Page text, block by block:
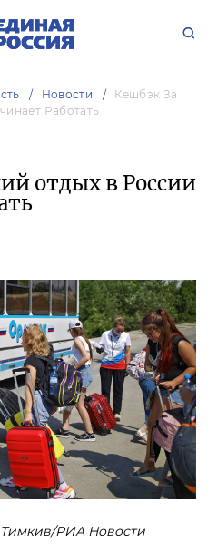
Новости
Кешбэк За
Работать
отдых в России
РИА Новости